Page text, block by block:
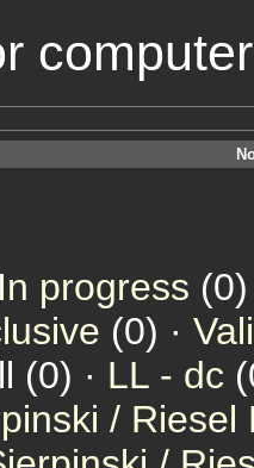
In progress
(0) ·
(0) · LL - dc
/ Riesel